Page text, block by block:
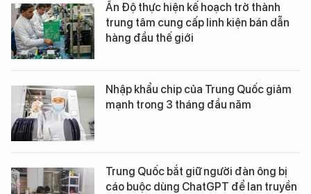
Ấn Độ thực hiện kế hoạch trở thành
trung tâm cung cấp linh kiện bán dẫn
hàng đầu thế giới
Nhập khẩu chip của Trung Quốc giảm
mạnh trong 3 tháng đầu năm
Trung Quốc bắt giữ người đàn ông bị
cáo buộc dùng ChatGPT để lan truyền